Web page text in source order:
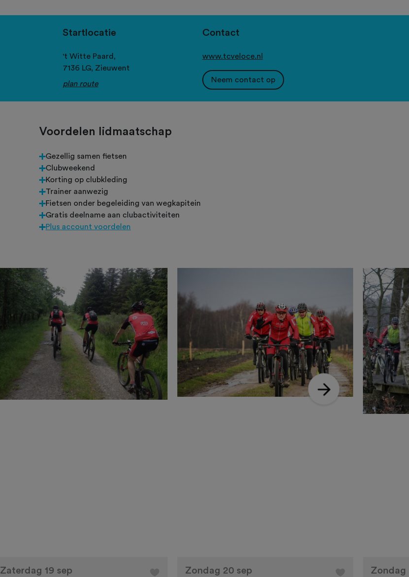
Startlocatie
't Witte Paard,
7136 LG, Zieuwent
plan route
Contact
www.tcveloce.nl
Neem contact op
Voordelen lidmaatschap
Gezellig samen fietsen
Clubweekend
Korting op clubkleding
Trainer aanwezig
Fietsen onder begeleiding van wegkapitein
Gratis deelname aan clubactiviteiten
Plus account voordelen
Zaterdag 19 sep Zondag 20 sep Zondag